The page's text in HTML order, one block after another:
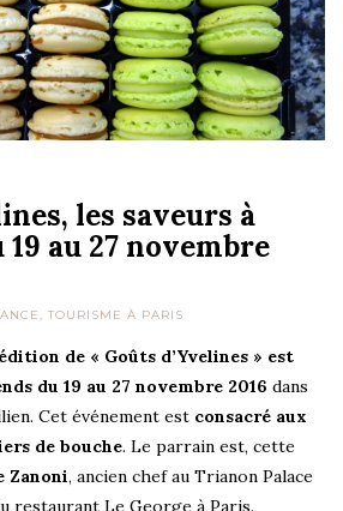
les saveurs à
au 27 novembre
, TOURISME À PARIS
de « Goûts d’Yvelines » est
du 19 au 27 novembre 2016 dans
Cet événement est consacré aux
de bouche. Le parrain est, cette
Zanoni, ancien chef au Trianon Palace
restaurant Le George à Paris.